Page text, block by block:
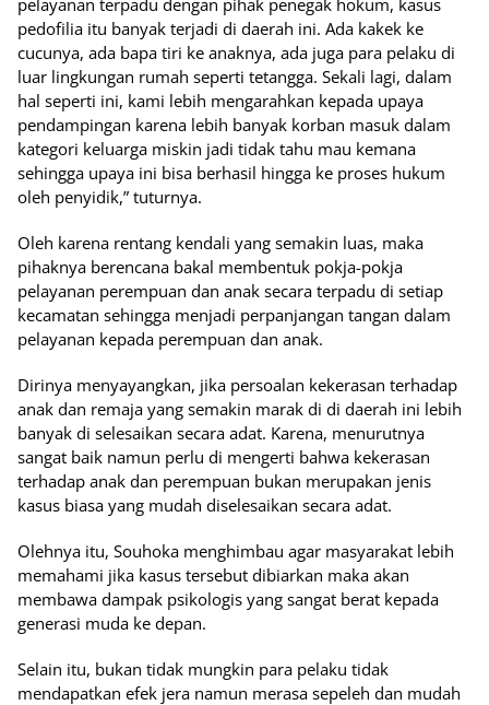
pelayanan terpadu dengan pihak penegak hokum, kasus
pedofilia itu banyak terjadi di daerah ini. Ada kakek ke
cucunya, ada bapa tiri ke anaknya, ada juga para pelaku di
luar lingkungan rumah seperti tetangga. Sekali lagi, dalam
hal seperti ini, kami lebih mengarahkan kepada upaya
pendampingan karena lebih banyak korban masuk dalam
kategori keluarga miskin jadi tidak tahu mau kemana
sehingga upaya ini bisa berhasil hingga ke proses hukum
oleh penyidik,” tuturnya.
Oleh karena rentang kendali yang semakin luas, maka
pihaknya berencana bakal membentuk pokja-pokja
pelayanan perempuan dan anak secara terpadu di setiap
kecamatan sehingga menjadi perpanjangan tangan dalam
pelayanan kepada perempuan dan anak.
Dirinya menyayangkan, jika persoalan kekerasan terhadap
anak dan remaja yang semakin marak di di daerah ini lebih
banyak di selesaikan secara adat. Karena, menurutnya
sangat baik namun perlu di mengerti bahwa kekerasan
terhadap anak dan perempuan bukan merupakan jenis
kasus biasa yang mudah diselesaikan secara adat.
Olehnya itu, Souhoka menghimbau agar masyarakat lebih
memahami jika kasus tersebut dibiarkan maka akan
membawa dampak psikologis yang sangat berat kepada
generasi muda ke depan.
Selain itu, bukan tidak mungkin para pelaku tidak
mendapatkan efek jera namun merasa sepeleh dan mudah